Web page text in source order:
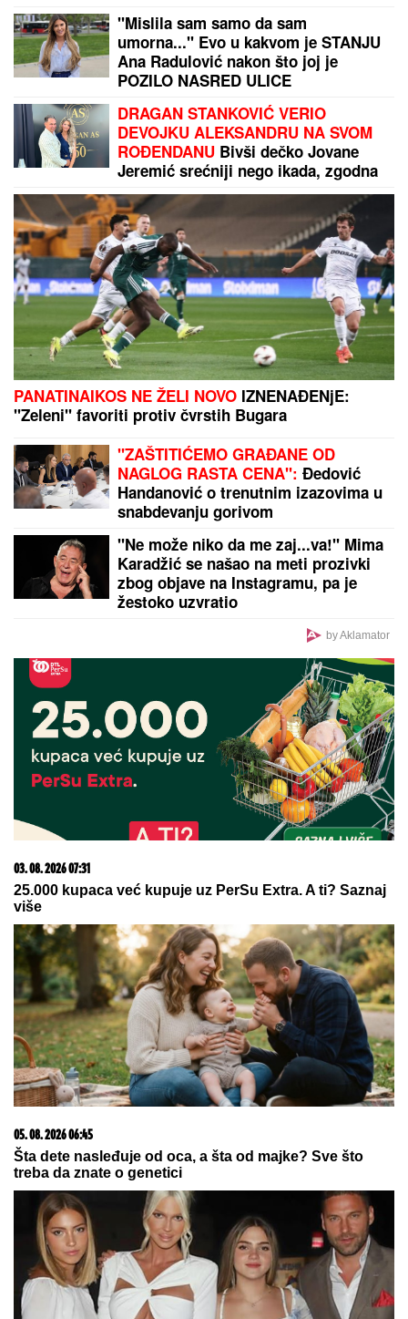
Srbin nastavlja da rešeta: Ratkov dva puta u metu
za šesti gol na pripremama
NAPRAVILA GREŠKUDragan Stanković verio
devojku, a evo zašto su raskinuli on i Jovana
Jeremić
by Aklamator
PREPORUKA ZA VAS
DRAGAN STANKOVIĆ VERIO DEVOJKU
ALEKSANDRU NA SVOM ROĐENDANUBivši dečko
Jovane Jeremić srećniji nego ikada, zgodna plavuša
rekla "da"
LJUBAV NA MORU!Sara Jo i Bjelin
sin se baškare kao nikad: SKRIVENA
UVALA, tajne staze, u kadar upala i
jahta - evo u kakvom izdanju je
pevačica slikala Alekseja (FOTO)
POGINUO POZNATI MANEKEN (37):
Doživeo nesreću tokom snimanja
reklame, u rijalitiju bio sa devojkom